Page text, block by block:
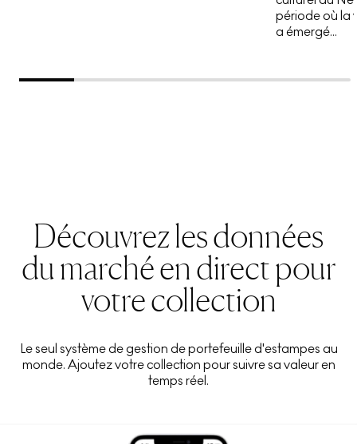
période où la
a émergé...
Découvrez les données
du marché en direct pour
votre collection
Le seul système de gestion de portefeuille d'estampes au
monde. Ajoutez votre collection pour suivre sa valeur en
temps réel.